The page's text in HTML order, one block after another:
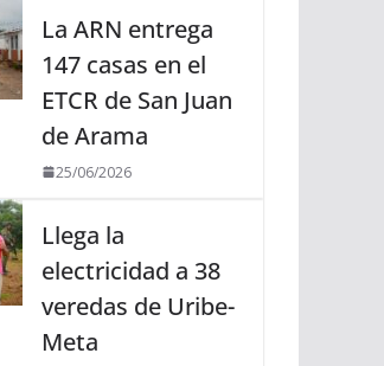
La ARN entrega
147 casas en el
ETCR de San Juan
de Arama
25/06/2026
Llega la
electricidad a 38
veredas de Uribe-
Meta